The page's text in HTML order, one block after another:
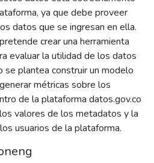
ya que debe proveer
datos que se ingresan en ella.
crear una herramienta
evaluar la utilidad de los datos
se plantea construir un modelo
métricas sobre los
de la plataforma datos.gov.co
valores de los metadatos y la
usuarios de la plataforma.